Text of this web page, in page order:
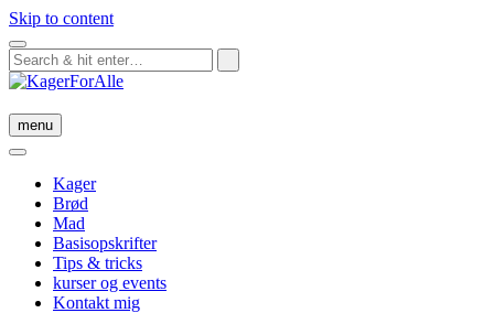
Skip to content
menu
Kager
Brød
Mad
Basisopskrifter
Tips & tricks
kurser og events
Kontakt mig